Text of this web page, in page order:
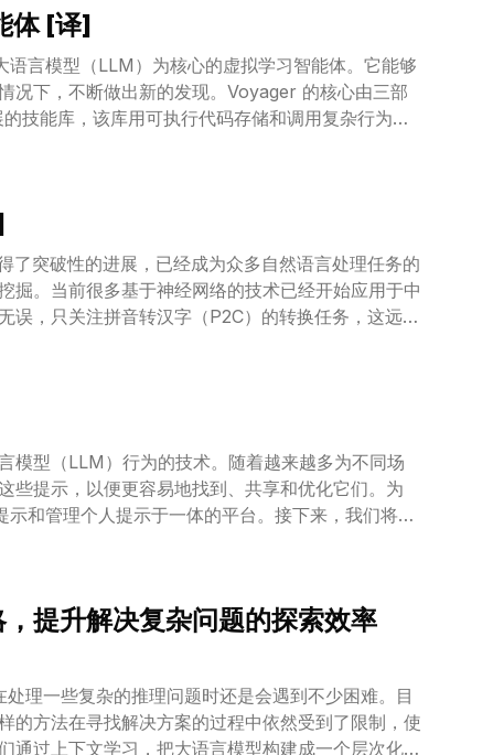
体 [译]
言模型（LLM）为核心的虚拟学习智能体。它能够
况下，不断做出新的发现。Voyager 的核心由三部
技能库，该库用可执行代码存储和调用复杂行为，
核验来不断优化程序。Voyager 通过所谓的黑箱查
示了超群的技能。与以往最好的技术相比，它获
，而在解锁关键的技术树里程碑方面，速
世界中，利用其学习的技能库，从零开始
突破性的进展，已经成为众多自然语言处理任务的
掘。当前很多基于神经网络的技术已经开始应用于中
误，只关注拼音转汉字（P2C）的转换任务，这远远
来改善模型并提供更为个性化的服务。在我们的研
还开发了一种新的奖励模型训练方法，不再依赖于
越了 GPT-4。GeneInput 不仅性能优越，而且在鲁
的能力。
模型（LLM）行为的技术。随着越来越多为不同场
些提示，以便更容易地找到、共享和优化它们。为
和管理个人提示于一体的平台。接下来，我们将带
趋势，并分享一些我们认为特别有趣的案例。
提升解决复杂问题的探索效率
理一些复杂的推理问题时还是会遇到不少困难。目
的方法在寻找解决方案的过程中依然受到了限制，使
通过上下文学习，把大语言模型构建成一个层次化的